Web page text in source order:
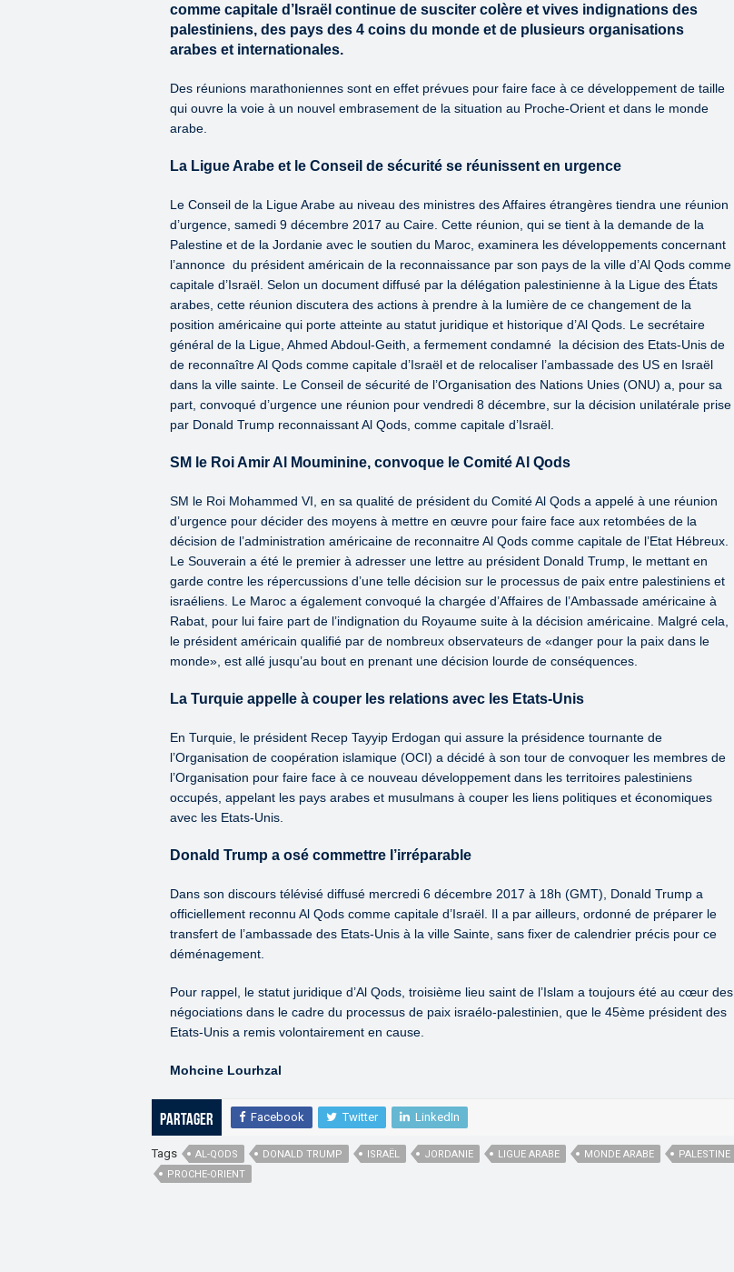
comme capitale d’Israël continue de susciter colère et vives indignations des
palestiniens, des pays des 4 coins du monde et de plusieurs organisations
arabes et internationales.
Des réunions marathoniennes sont en effet prévues pour faire face à ce développement de taille
qui ouvre la voie à un nouvel embrasement de la situation au Proche-Orient et dans le monde
arabe.
La Ligue Arabe et le Conseil de sécurité se réunissent en urgence
Le Conseil de la Ligue Arabe au niveau des ministres des Affaires étrangères tiendra une réunion
d’urgence, samedi 9 décembre 2017 au Caire. Cette réunion, qui se tient à la demande de la
Palestine et de la Jordanie avec le soutien du Maroc, examinera les développements concernant
l’annonce du président américain de la reconnaissance par son pays de la ville d’Al Qods comme
capitale d’Israël. Selon un document diffusé par la délégation palestinienne à la Ligue des États
arabes, cette réunion discutera des actions à prendre à la lumière de ce changement de la
position américaine qui porte atteinte au statut juridique et historique d’Al Qods. Le secrétaire
général de la Ligue, Ahmed Abdoul-Geith, a fermement condamné la décision des Etats-Unis de
de reconnaître Al Qods comme capitale d’Israël et de relocaliser l’ambassade des US en Israël
dans la ville sainte. Le Conseil de sécurité de l’Organisation des Nations Unies (ONU) a, pour sa
part, convoqué d’urgence une réunion pour vendredi 8 décembre, sur la décision unilatérale prise
par Donald Trump reconnaissant Al Qods, comme capitale d’Israël.
SM le Roi Amir Al Mouminine, convoque le Comité Al Qods
SM le Roi Mohammed VI, en sa qualité de président du Comité Al Qods a appelé à une réunion
d’urgence pour décider des moyens à mettre en œuvre pour faire face aux retombées de la
décision de l’administration américaine de reconnaitre Al Qods comme capitale de l’Etat Hébreux.
Le Souverain a été le premier à adresser une lettre au président Donald Trump, le mettant en
garde contre les répercussions d’une telle décision sur le processus de paix entre palestiniens et
israéliens. Le Maroc a également convoqué la chargée d’Affaires de l’Ambassade américaine à
Rabat, pour lui faire part de l’indignation du Royaume suite à la décision américaine. Malgré cela,
le président américain qualifié par de nombreux observateurs de «danger pour la paix dans le
monde», est allé jusqu’au bout en prenant une décision lourde de conséquences.
La Turquie appelle à couper les relations avec les Etats-Unis
En Turquie, le président Recep Tayyip Erdogan qui assure la présidence tournante de
l’Organisation de coopération islamique (OCI) a décidé à son tour de convoquer les membres de
l’Organisation pour faire face à ce nouveau développement dans les territoires palestiniens
occupés, appelant les pays arabes et musulmans à couper les liens politiques et économiques
avec les Etats-Unis.
Donald Trump a osé commettre l’irréparable
Dans son discours télévisé diffusé mercredi 6 décembre 2017 à 18h (GMT), Donald Trump a
officiellement reconnu Al Qods comme capitale d’Israël. Il a par ailleurs, ordonné de préparer le
transfert de l’ambassade des Etats-Unis à la ville Sainte, sans fixer de calendrier précis pour ce
déménagement.
Pour rappel, le statut juridique d’Al Qods, troisième lieu saint de l’Islam a toujours été au cœur des
négociations dans le cadre du processus de paix israélo-palestinien, que le 45ème président des
Etats-Unis a remis volontairement en cause.
Mohcine Lourhzal
Partager Facebook Twitter LinkedIn
Tags AL-QODS DONALD TRUMP ISRAËL JORDANIE LIGUE ARABE MONDE ARABE
PALESTINE
PROCHE-ORIENT